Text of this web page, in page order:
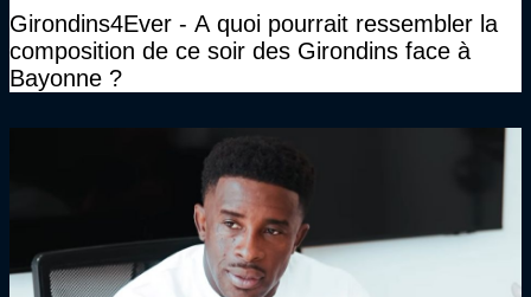
Girondins4Ever - A quoi pourrait ressembler la
composition de ce soir des Girondins face à
Bayonne ?